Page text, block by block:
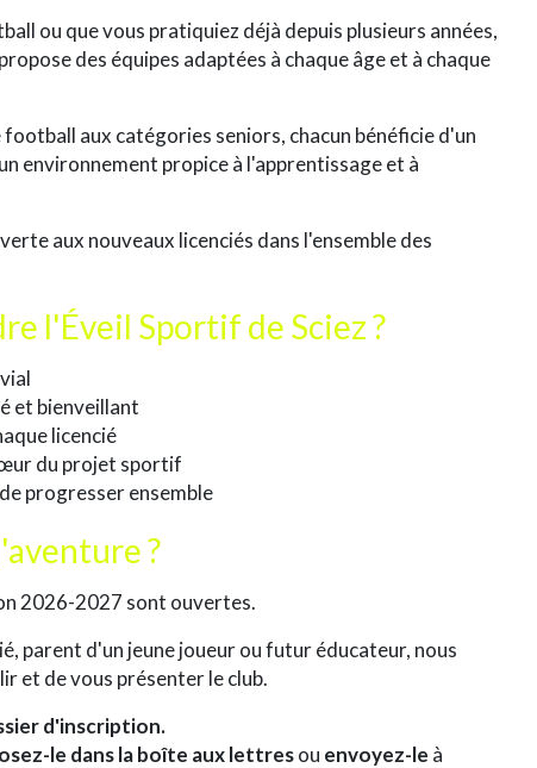
ou que vous pratiquiez déjà depuis plusieurs années,
des équipes adaptées à chaque âge et à chaque
football aux catégories seniors, chacun bénéficie d'un
environnement propice à l'apprentissage et à
aux nouveaux licenciés dans l'ensemble des
l'Éveil Sportif de Sciez ?
et bienveillant
licencié
du projet sportif
progresser ensemble
?
2026-2027 sont ouvertes.
parent d'un jeune joueur ou futur éducateur, nous
et de vous présenter le club.
d'inscription.
le dans la boîte aux lettresou envoyez-le à